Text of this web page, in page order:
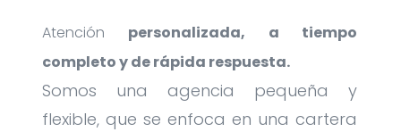
Atención personalizada, a tiempo
completo y de rápida respuesta.
Somos una agencia pequeña y
flexible, que se enfoca en una cartera